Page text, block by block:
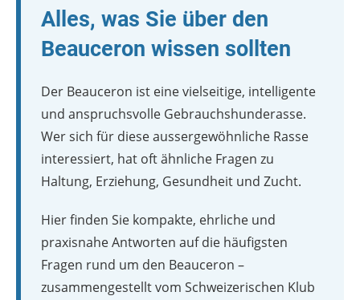
Alles, was Sie über den
Beauceron wissen sollten
Der Beauceron ist eine vielseitige, intelligente
und anspruchsvolle Gebrauchshunderasse.
Wer sich für diese aussergewöhnliche Rasse
interessiert, hat oft ähnliche Fragen zu
Haltung, Erziehung, Gesundheit und Zucht.
Hier finden Sie kompakte, ehrliche und
praxisnahe Antworten auf die häufigsten
Fragen rund um den Beauceron –
zusammengestellt vom Schweizerischen Klub